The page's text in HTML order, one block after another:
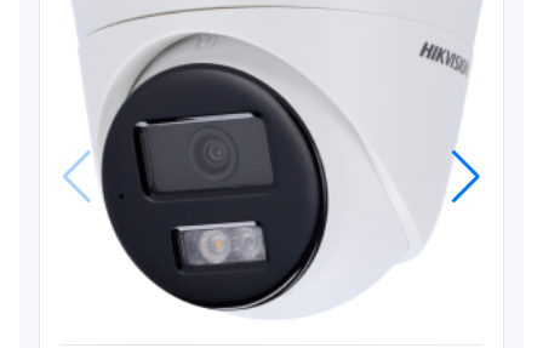
Anterior Próximo